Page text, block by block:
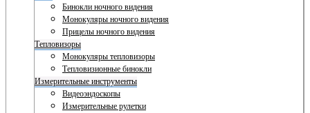
Бинокли ночного видения
Монокуляры ночного видения
Прицелы ночного видения
Тепловизоры
Монокуляры тепловизоры
Тепловизионные бинокли
Измерительные инструменты
Видеоэндоскопы
Измерительные рулетки